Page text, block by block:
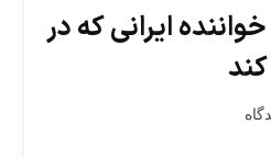
ایرانی که در